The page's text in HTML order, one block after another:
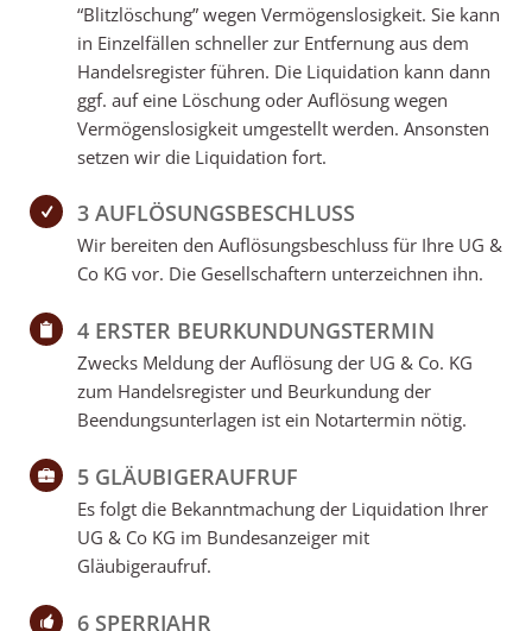
“Blitzlöschung” wegen Vermögenslosigkeit. Sie kann
in Einzelfällen schneller zur Entfernung aus dem
Handelsregister führen. Die Liquidation kann dann
ggf. auf eine Löschung oder Auflösung wegen
Vermögenslosigkeit umgestellt werden. Ansonsten
setzen wir die Liquidation fort.
3 AUFLÖSUNGSBESCHLUSS
Wir bereiten den Auflösungsbeschluss für Ihre UG &
Co KG vor. Die Gesellschaftern unterzeichnen ihn.
4 ERSTER BEURKUNDUNGSTERMIN
Zwecks Meldung der Auflösung der UG & Co. KG
zum Handelsregister und Beurkundung der
Beendungsunterlagen ist ein Notartermin nötig.
5 GLÄUBIGERAUFRUF
Es folgt die Bekanntmachung der Liquidation Ihrer
UG & Co KG im Bundesanzeiger mit
Gläubigeraufruf.
6 SPERRJAHR